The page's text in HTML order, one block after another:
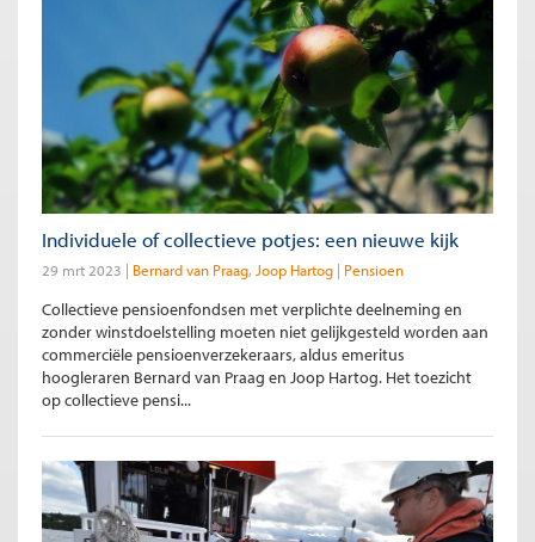
Individuele of collectieve potjes: een nieuwe kijk
29 mrt 2023 Bernard van Praag Joop Hartog Pensioen
Collectieve pensioenfondsen met verplichte deelneming en
zonder winstdoelstelling moeten niet gelijkgesteld worden aan
commerciële pensioenverzekeraars, aldus emeritus
hoogleraren Bernard van Praag en Joop Hartog. Het toezicht
op collectieve pensi...